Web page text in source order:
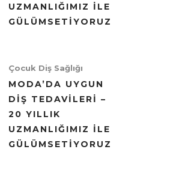
UZMANLIĞIMIZ ILE
GÜLÜMSETIYORUZ
Çocuk Diş Sağlığı
MODA’DA UYGUN
DIŞ TEDAVILERI –
20 YILLIK
UZMANLIĞIMIZ ILE
GÜLÜMSETIYORUZ